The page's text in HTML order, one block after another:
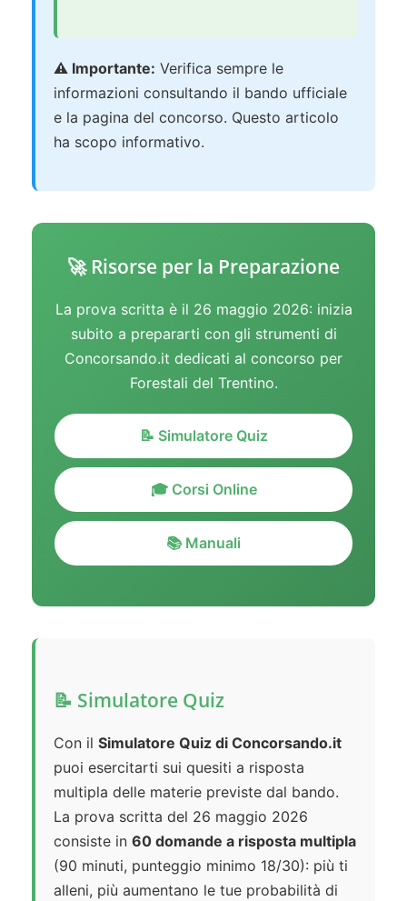
⚠️ Importante: Verifica sempre le
informazioni consultando il bando ufficiale
e la pagina del concorso. Questo articolo
ha scopo informativo.
🚀 Risorse per la Preparazione
La prova scritta è il 26 maggio 2026: inizia
subito a prepararti con gli strumenti di
Concorsando.it dedicati al concorso per
Forestali del Trentino.
📝 Simulatore Quiz
🎓 Corsi Online
📚 Manuali
📝 Simulatore Quiz
Con il Simulatore Quiz di Concorsando.it
puoi esercitarti sui quesiti a risposta
multipla delle materie previste dal bando.
La prova scritta del 26 maggio 2026
consiste in 60 domande a risposta multipla
(90 minuti, punteggio minimo 18/30): più ti
alleni, più aumentano le tue probabilità di